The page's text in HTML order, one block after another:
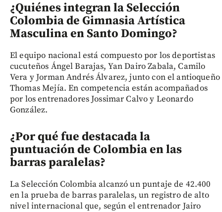
¿Quiénes integran la Selección
Colombia de Gimnasia Artística
Masculina en Santo Domingo?
El equipo nacional está compuesto por los deportistas
cucuteños Ángel Barajas, Yan Dairo Zabala, Camilo
Vera y Jorman Andrés Álvarez, junto con el antioqueño
Thomas Mejía. En competencia están acompañados
por los entrenadores Jossimar Calvo y Leonardo
González.
¿Por qué fue destacada la
puntuación de Colombia en las
barras paralelas?
La Selección Colombia alcanzó un puntaje de 42.400
en la prueba de barras paralelas, un registro de alto
nivel internacional que, según el entrenador Jairo